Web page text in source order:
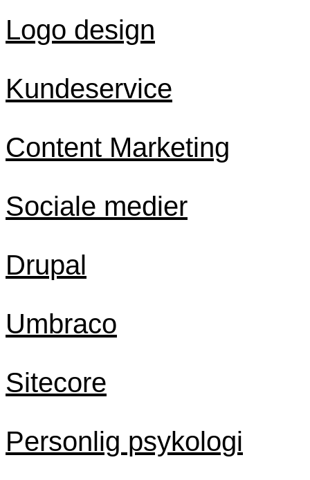
Logo design
Kundeservice
Content Marketing
Sociale medier
Drupal
Umbraco
Sitecore
Personlig psykologi